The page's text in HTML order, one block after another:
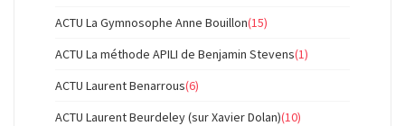
ACTU La Gymnosophe Anne Bouillon(15)
ACTU La méthode APILI de Benjamin Stevens(1)
ACTU Laurent Benarrous(6)
ACTU Laurent Beurdeley (sur Xavier Dolan)(10)